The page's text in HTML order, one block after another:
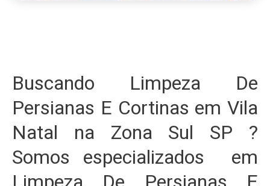
Buscando Limpeza De
Persianas E Cortinas em Vila
Natal na Zona Sul SP ?
Somos especializados em